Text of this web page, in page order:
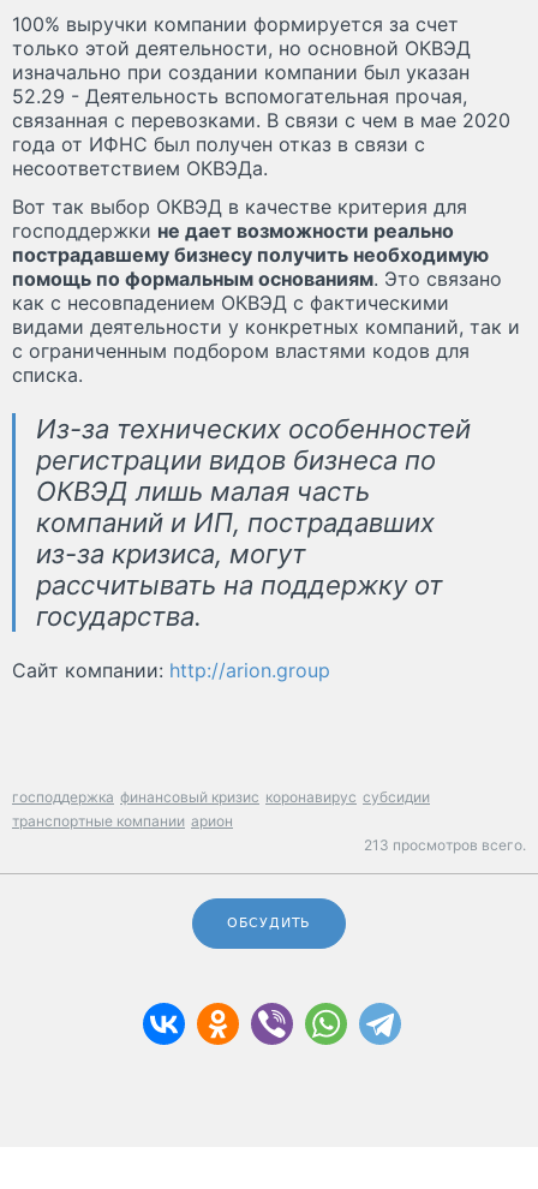
100% выручки компании формируется за счет
только этой деятельности, но основной ОКВЭД
изначально при создании компании был указан
52.29 - Деятельность вспомогательная прочая,
связанная с перевозками. В связи с чем в мае 2020
года от ИФНС был получен отказ в связи с
несоответствием ОКВЭДа.
Вот так выбор ОКВЭД в качестве критерия для
господдержки не дает возможности реально
пострадавшему бизнесу получить необходимую
помощь по формальным основаниям. Это связано
как с несовпадением ОКВЭД с фактическими
видами деятельности у конкретных компаний, так и
с ограниченным подбором властями кодов для
списка.
Из-за технических особенностей
регистрации видов бизнеса по
ОКВЭД лишь малая часть
компаний и ИП, пострадавших
из-за кризиса, могут
рассчитывать на поддержку от
государства.
Сайт компании: http://arion.group
господдержка финансовый кризис коронавирус субсидии
транспортные компании арион
213 просмотров всего.
ОБСУДИТЬ